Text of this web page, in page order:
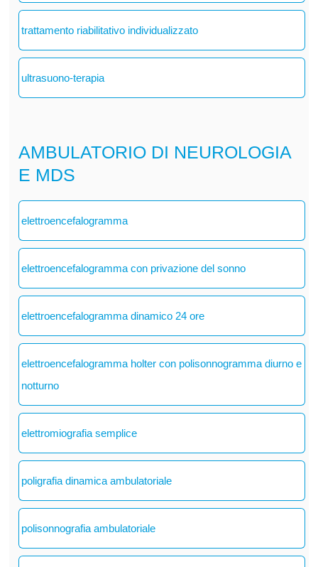
trattamento riabilitativo individualizzato
ultrasuono-terapia
AMBULATORIO DI NEUROLOGIA
E MDS
elettroencefalogramma
elettroencefalogramma con privazione del sonno
elettroencefalogramma dinamico 24 ore
elettroencefalogramma holter con polisonnogramma diurno e
notturno
elettromiografia semplice
poligrafia dinamica ambulatoriale
polisonnografia ambulatoriale